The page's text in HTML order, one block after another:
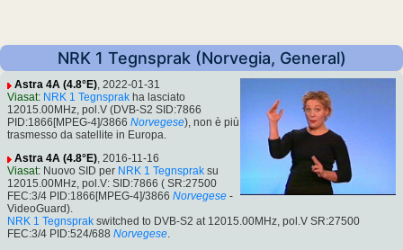
NRK 1 Tegnsprak (Norvegia, General)
Astra 4A (4.8°E), 2022-01-31
Viasat: NRK 1 Tegnsprak ha lasciato
12015.00MHz, pol.V (DVB-S2 SID:7866
PID:1866[MPEG-4]/3866 Norvegese), non è più
trasmesso da satellite in Europa.
Astra 4A (4.8°E), 2016-11-16
Viasat: Nuovo SID per NRK 1 Tegnsprak su
12015.00MHz, pol.V: SID:7866 ( SR:27500
FEC:3/4 PID:1866[MPEG-4]/3866 Norvegese -
VideoGuard).
NRK 1 Tegnsprak switched to DVB-S2 at 12015.00MHz, pol.V SR:27500
FEC:3/4 PID:524/688 Norvegese.